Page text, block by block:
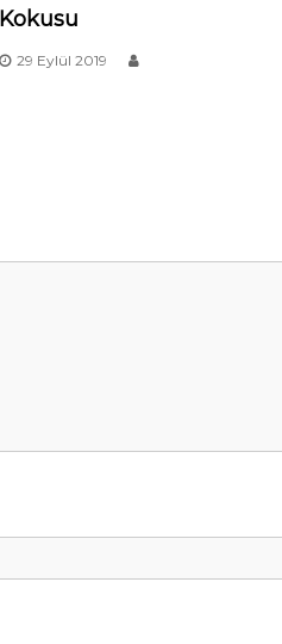
Kokusu
29 Eylül 2019